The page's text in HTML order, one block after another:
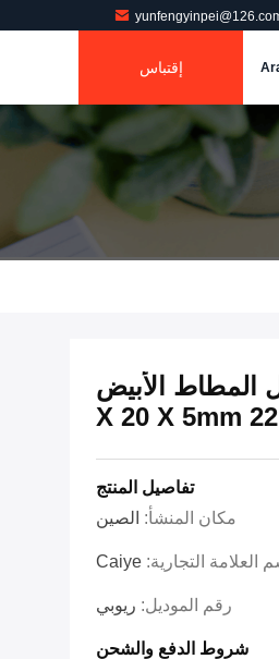
إقتباس
المطاط الأبيض
تفاصيل المنتج
مكان المنشأ: الصين
العلامة التجارية: Caiye
رقم الموديل: ريوبي
شروط الدفع والشحن